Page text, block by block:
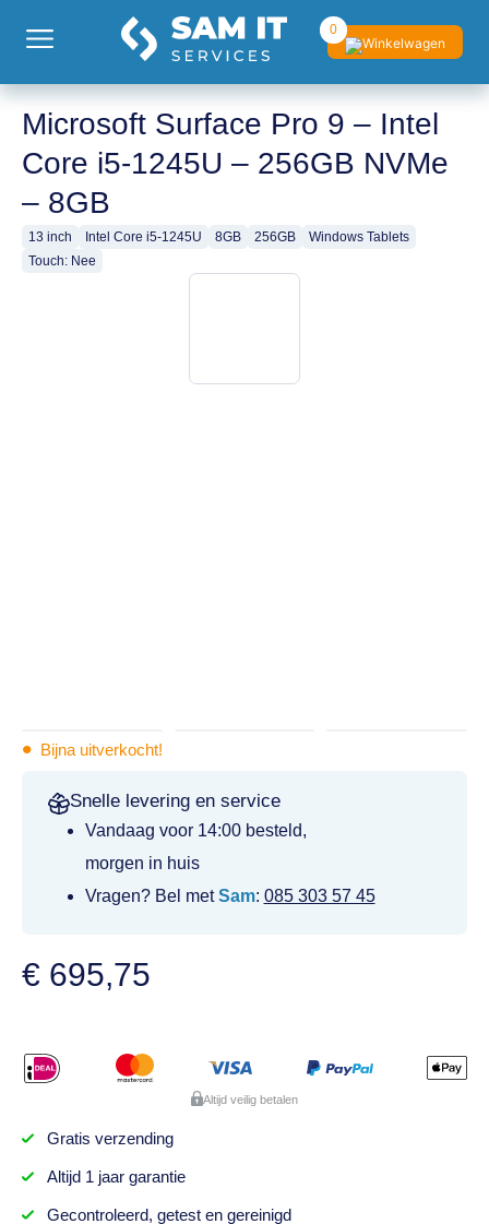
0
Microsoft Surface Pro 9 – Intel
Core i5-1245U – 256GB NVMe
– 8GB
13 inch Intel Core i5-1245U 8GB 256GB
Windows Tablets
Touch: Nee
• Bijna uitverkocht!
Snelle levering en service
Vandaag voor 14:00 besteld,
morgen in huis
Vragen? Bel metSam: 085 303 57 45
€ 695,75
Altijd veilig betalen
Gratis verzending
Altijd 1 jaargarantie
Gecontroleerd, getesten gereinigd